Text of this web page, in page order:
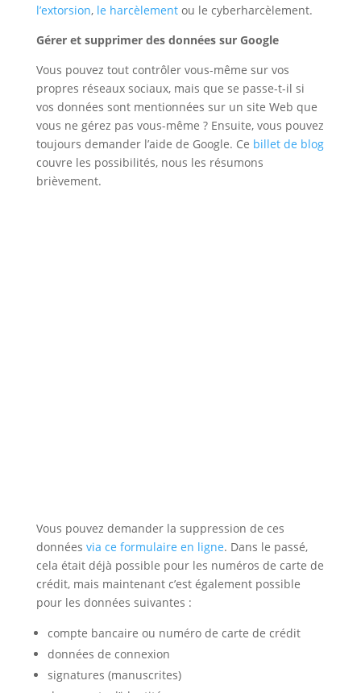
l’extorsion, le harcèlementou le cyberharcèlement.
Gérer et supprimer des données sur Google
Vous pouvez tout contrôler vous-même sur vos
propres réseaux sociaux, mais que se passe-t-il si
vos données sont mentionnées sur un site Web que
vous ne gérez pas vous-même ? Ensuite, vous pouvez
toujours demander l’aide de Google. Ce billet de blog
couvre les possibilités, nous les résumons
brièvement.
Vous pouvez demander la suppression de ces
données via ce formulaire en ligne. Dans le passé,
cela était déjà possible pour les numéros de carte de
crédit, mais maintenant c’est également possible
pour les données suivantes :
compte bancaire ou numéro de carte de crédit
données de connexion
signatures (manuscrites)